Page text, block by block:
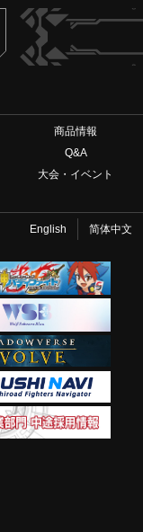
ヴァンガードch
商品情報
Q&A
大会・イベント
English 简体中文